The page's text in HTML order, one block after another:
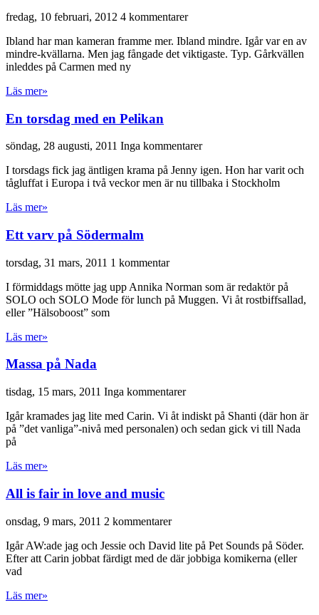
fredag, 10 februari, 2012 4 kommentarer
Ibland har man kameran framme mer. Ibland mindre. Igår var en av
mindre-kvällarna. Men jag fångade det viktigaste. Typ. Gårkvällen
inleddes på Carmen med ny
Läs mer»
En torsdag med en Pelikan
söndag, 28 augusti, 2011 Inga kommentarer
I torsdags fick jag äntligen krama på Jenny igen. Hon har varit och
tågluffat i Europa i två veckor men är nu tillbaka i Stockholm
Läs mer»
Ett varv på Södermalm
torsdag, 31 mars, 2011 1 kommentar
I förmiddags mötte jag upp Annika Norman som är redaktör på
SOLO och SOLO Mode för lunch på Muggen. Vi åt rostbiffsallad,
eller ”Hälsoboost” som
Läs mer»
Massa på Nada
tisdag, 15 mars, 2011 Inga kommentarer
Igår kramades jag lite med Carin. Vi åt indiskt på Shanti (där hon är
på ”det vanliga”-nivå med personalen) och sedan gick vi till Nada
på
Läs mer»
All is fair in love and music
onsdag, 9 mars, 2011 2 kommentarer
Igår AW:ade jag och Jessie och David lite på Pet Sounds på Söder.
Efter att Carin jobbat färdigt med de där jobbiga komikerna (eller
vad
Läs mer»